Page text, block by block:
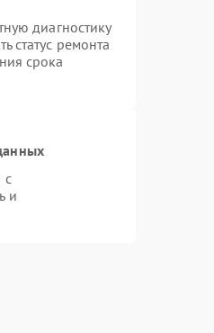
диагностику
статус ремонта
срока
с
и